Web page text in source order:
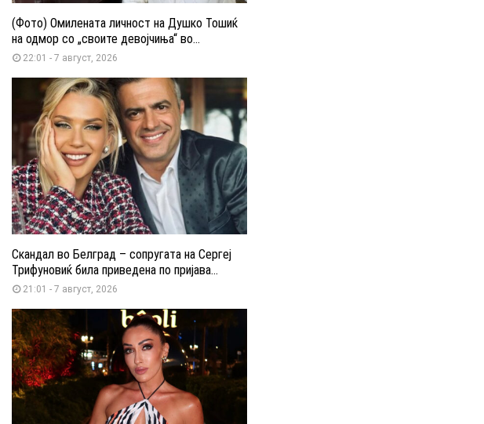
(Фото) Омилената личност на Душко Тошиќ
на одмор со „своите девојчиња“ во...
22:01 - 7 август, 2026
Скандал во Белград – сопругата на Сергеј
Трифуновиќ била приведена по пријава...
21:01 - 7 август, 2026